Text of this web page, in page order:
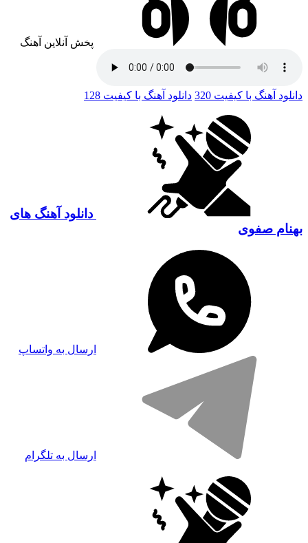
پخش آنلاین آهنگ
دانلود آهنگ با کیفیت 320 دانلود آهنگ با کیفیت 128
دانلود آهنگ های
بهنام صفوی
ارسال به واتساپ
ارسال به تلگرام